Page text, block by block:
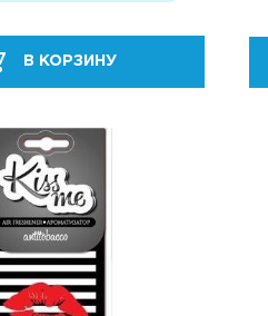
В КОРЗИНУ